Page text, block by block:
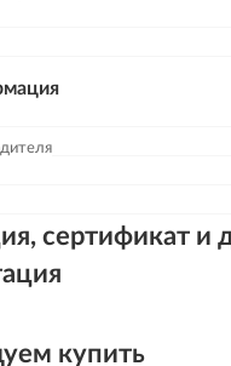
сертификат и
купить